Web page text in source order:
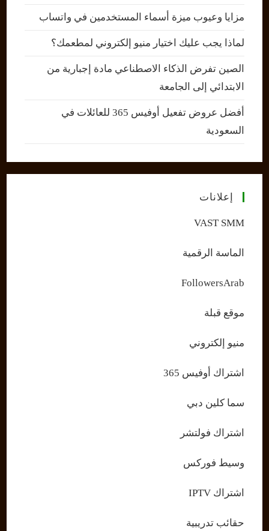
مزايا وعيوب ميزة أسماء المستخدمين في واتساب
لماذا يجب عليك اختيار منيو إلكتروني لمطعمك؟
الصين تفرض الذكاء الاصطناعي مادة إجبارية من
الابتدائي إلى الجامعة
أفضل عروض تفعيل أوفيس 365 للعائلات في
السعودية
إعلانات
VAST SMM
الماسة الرقمية
FollowersArab
موقع قبلة
منيو إلكتروني
اشتراك أوفيس 365
سما كلين دبي
اشتراك فولتشر
وسيط فوركس
اشتراك IPTV
حقائب تدريبية